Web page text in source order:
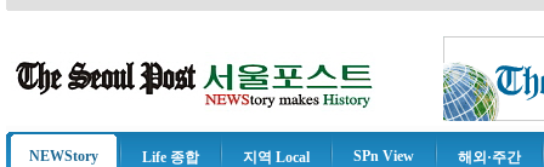
NEWStory Life 종합 지역 Local SPn View 해외·주간